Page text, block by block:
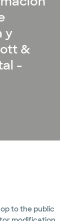
y
&
-
to the public